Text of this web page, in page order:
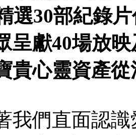
選30部紀錄
呈獻40場放
貴心靈資產
我們直面認